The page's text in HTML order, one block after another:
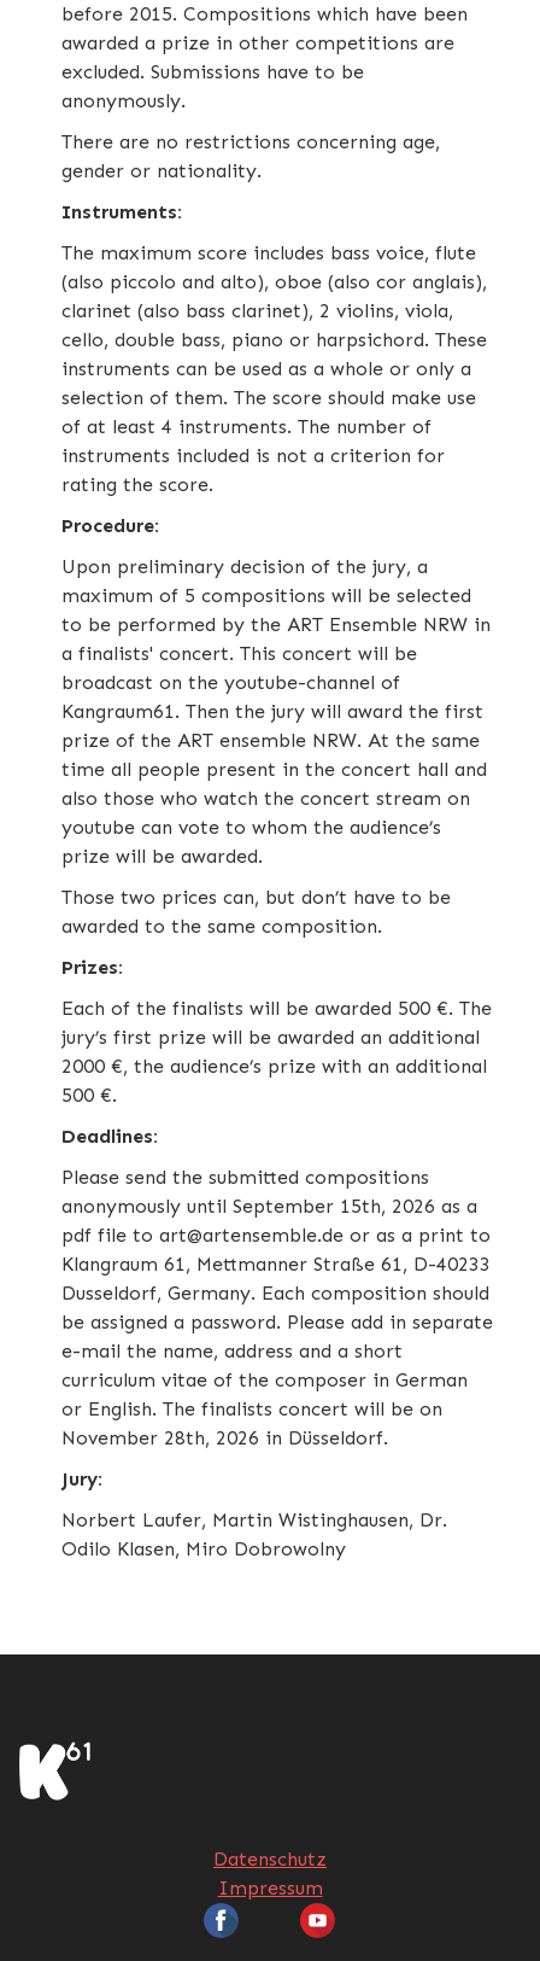
before 2015. Compositions which have been
awarded a prize in other competitions are
excluded. Submissions have to be
anonymously.
There are no restrictions concerning age,
gender or nationality.
Instruments:
The maximum score includes bass voice, flute
(also piccolo and alto), oboe (also cor anglais),
clarinet (also bass clarinet), 2 violins, viola,
cello, double bass, piano or harpsichord. These
instruments can be used as a whole or only a
selection of them. The score should make use
of at least 4 instruments. The number of
instruments included is not a criterion for
rating the score.
Procedure:
Upon preliminary decision of the jury, a
maximum of 5 compositions will be selected
to be performed by the ART Ensemble NRW in
a finalists' concert. This concert will be
broadcast on the youtube-channel of
Kangraum61. Then the jury will award the first
prize of the ART ensemble NRW. At the same
time all people present in the concert hall and
also those who watch the concert stream on
youtube can vote to whom the audience’s
prize will be awarded.
Those two prices can, but don’t have to be
awarded to the same composition.
Prizes:
Each of the finalists will be awarded 500 €. The
jury’s first prize will be awarded an additional
2000 €, the audience’s prize with an additional
500 €.
Deadlines:
Please send the submitted compositions
anonymously until September 15th, 2026 as a
pdf file to art@artensemble.de or as a print to
Klangraum 61, Mettmanner Straße 61, D-40233
Dusseldorf, Germany. Each composition should
be assigned a password. Please add in separate
e-mail the name, address and a short
curriculum vitae of the composer in German
or English. The finalists concert will be on
November 28th, 2026 in Düsseldorf.
Jury:
Norbert Laufer, Martin Wistinghausen, Dr.
Odilo Klasen, Miro Dobrowolny
Datenschutz
Impressum